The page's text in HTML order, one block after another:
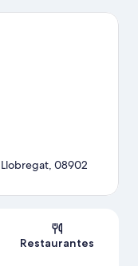
algún partido o
08902
Restaurantes